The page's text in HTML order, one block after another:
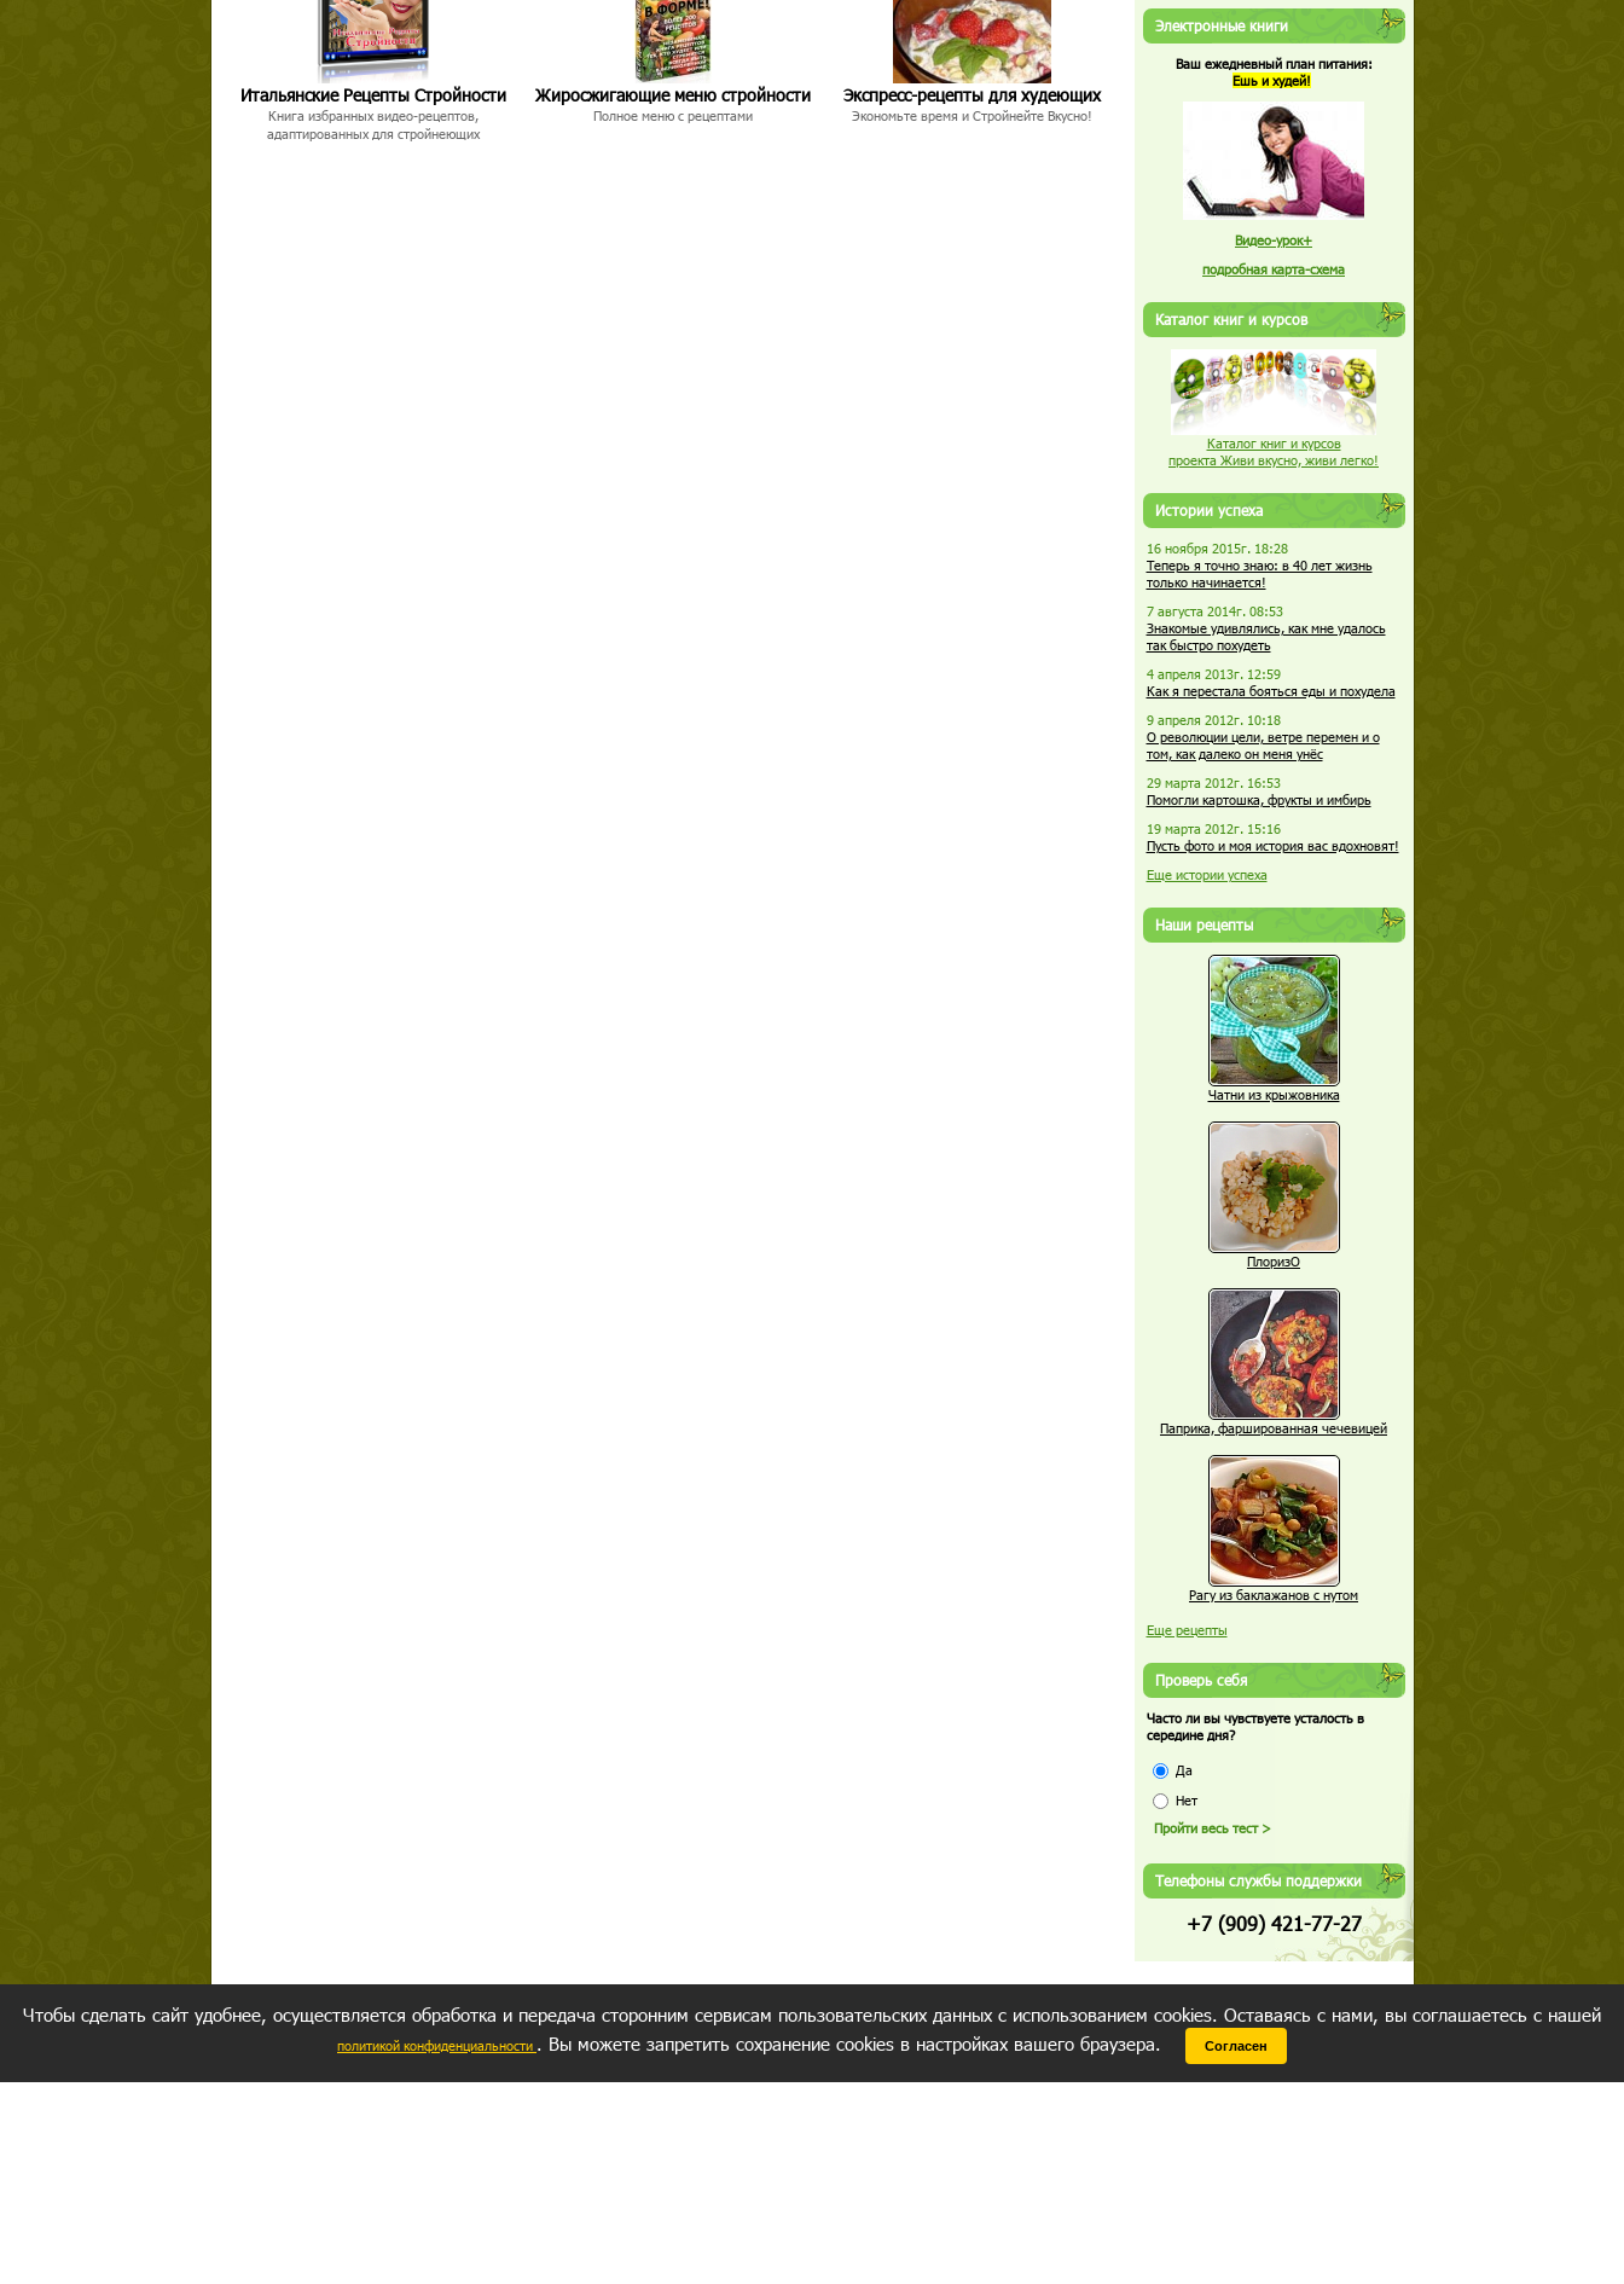
Итальянские Рецепты Стройности
Книга избранных видео-рецептов,
адаптированных для стройнеющих
Жиросжигающие меню стройности
Полное меню с рецептами
Экспресс-рецепты для худеющих
Экономьте время и Стройнейте Вкусно!
Электронные книги
Ваш ежедневный план питания:
Ешь и худей!
Видео-урок+
подробная карта-схема
Каталог книг и курсов
Каталог книг и курсов
проекта Живи вкусно, живи легко!
Истории успеха
16 ноября 2015г. 18:28
Теперь я точно знаю: в 40 лет жизнь
только начинается!
7 августа 2014г. 08:53
Знакомые удивлялись, как мне удалось
так быстро похудеть
4 апреля 2013г. 12:59
Как я перестала бояться еды и похудела
9 апреля 2012г. 10:18
О революции цели, ветре перемен и о
том, как далеко он меня унёс
29 марта 2012г. 16:53
Помогли картошка, фрукты и имбирь
19 марта 2012г. 15:16
Пусть фото и моя история вас вдохновят!
Еще истории успеха
Наши рецепты
Чатни из крыжовника
ПлоризО
Паприка, фаршированная чечевицей
Рагу из баклажанов с нутом
Еще рецепты
Проверь себя
Часто ли вы чувствуете усталость в
середине дня?
Да
Нет
Телефоны службы поддержки
+7 (909) 421-77-27
Чтобы сделать сайт удобнее, осуществляется обработка и передача сторонним сервисам пользовательских данных с использованием cookies. Оставаясь с нами, вы соглашаетесь с нашей
политикой конфиденциальности . Вы можете запретить сохранение cookies в настройках вашего браузера. Согласен